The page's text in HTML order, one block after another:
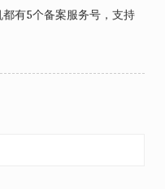
有5个备案服务号，支持